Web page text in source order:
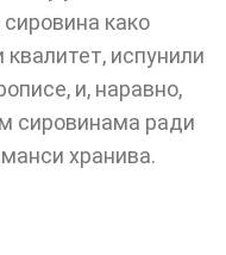
како
испунили
и, наравно,
сировинама ради
хранива.